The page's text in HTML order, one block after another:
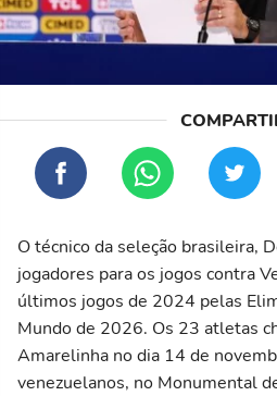
O técnico da seleção brasileira,
jogadores para os jogos contra
últimos jogos de 2024 pelas
Mundo de 2026. Os 23 atletas
Amarelinha no dia 14 de
venezuelanos, no Monumental